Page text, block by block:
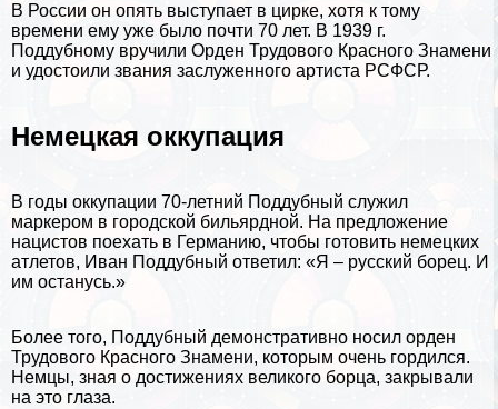
В России он опять выступает в цирке, хотя к тому
времени ему уже было почти 70 лет. В 1939 г.
Поддубному вручили Орден Трудового Красного Знамени
и удостоили звания заслуженного артиста РСФСР.
Немецкая оккупация
В годы оккупации 70-летний Поддубный служил
маркером в городской бильярдной. На предложение
нацистов поехать в Германию, чтобы готовить немецких
атлетов, Иван Поддубный ответил: «Я – русский борец. И
им остaнycь.»
Более того, Поддубный демонстративно носил орден
Трудового Красного Знамени, которым очень гордился.
Немцы, зная о достижениях великого борца, закрывали
на это глаза.